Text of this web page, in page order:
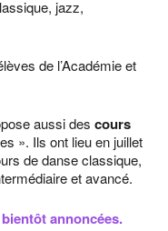
jazz,
de l’Académie et
aussi des cours
». Ils ont lieu en juillet
de danse classique,
et avancé.
annoncées.